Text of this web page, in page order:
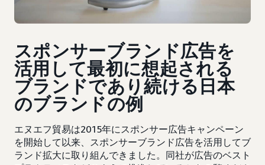
スポンサーブランド広告を
活用して最初に想起される
ブランドであり続ける日本
のブランドの例
エヌエフ貿易は2015年にスポンサー広告キャンペーン
を開始して以来、スポンサーブランド広告を活用してブ
ランド拡大に取り組んできました。同社が広告のベスト